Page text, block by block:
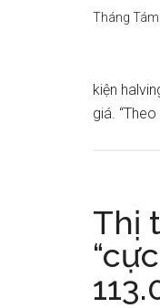
Tháng
kiện
giá.
Thị